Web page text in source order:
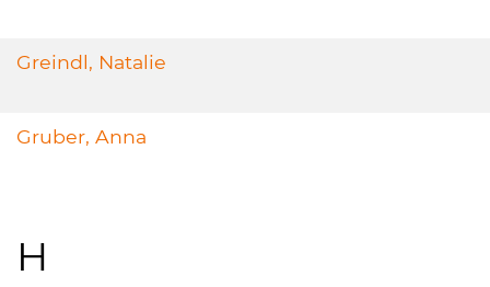
Greindl, Natalie
Gruber, Anna
H